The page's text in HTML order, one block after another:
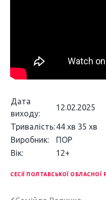
Дата
виходу:
12.02.2025
Тривалість:44 хв 35 хв
Виробник:
ПОР
Вік:
12+
СЕСІЇ ПОЛТАВСЬКОЇ ОБЛАСНОЇ